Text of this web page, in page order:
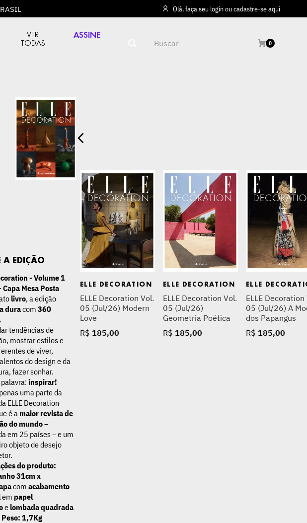
Olá, faça seu login ou cadastre-se aqui
VER
TODAS
ASSINE
0
A EDIÇÃO
- Volume 1
Capa Mesa Posta
livro, a edição
duracom 360
.
tendências de
mostrar estilos e
de viver,
do design e da
fazer sonhar.
inspirar!
uma parte da
ELLE Decoration
é a maior revista de
do mundo–
em 25 países – e um
objeto de desejo
do produto:
31cm x
com acabamento
em papel
e lombada quadrada
1,7Kg
ELLE DECORATION
ELLE Decoration Vol.
05 (Jul/26) Modern
Love
R$ 185,00
ELLE DECORATION
ELLE Decoration Vol.
05 (Jul/26)
Geometria Poética
R$ 185,00
ELLE
ELLE Decoration
05 (Jul/26) A
dos Papangus
R$ 185,00